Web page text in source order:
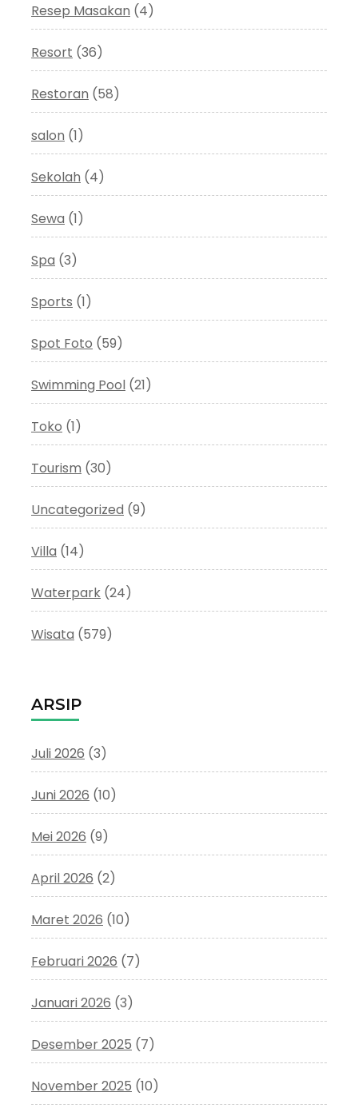
Resep Masakan (4)
Resort (36)
Restoran (58)
salon (1)
Sekolah (4)
Sewa (1)
Spa (3)
Sports (1)
Spot Foto (59)
Swimming Pool (21)
Toko (1)
Tourism (30)
Uncategorized (9)
Villa (14)
Waterpark (24)
Wisata (579)
ARSIP
Juli 2026 (3)
Juni 2026 (10)
Mei 2026 (9)
April 2026 (2)
Maret 2026 (10)
Februari 2026 (7)
Januari 2026 (3)
Desember 2025 (7)
November 2025 (10)